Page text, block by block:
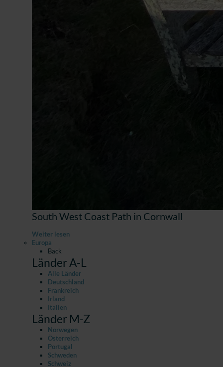
South West Coast Path in Cornwall
Weiter lesen
Europa
Back
Länder A-L
Alle Länder
Deutschland
Frankreich
Irland
Italien
Länder M-Z
Norwegen
Österreich
Portugal
Schweden
Schweiz